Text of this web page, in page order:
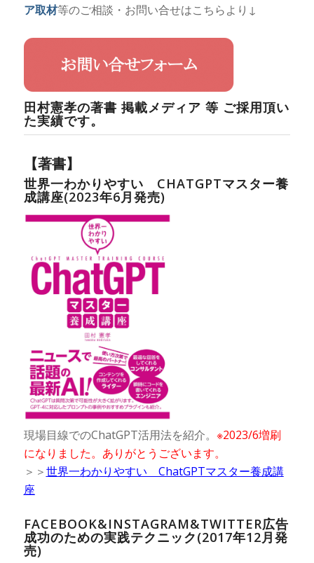
ア取材等のご相談・お問い合せはこちらより↓
田村憲孝の著書 掲載メディア 等 ご採用頂い
た実績です。
【著書】
世界一わかりやすい CHATGPTマスター養
成講座(2023年6月発売)
現場目線でのChatGPT活用法を紹介。 ※2023/6増刷
になりました。ありがとうございます。
＞＞世界一わかりやすい ChatGPTマスター養成講
座
FACEBOOK&INSTAGRAM&TWITTER広告
成功のための実践テクニック(2017年12月発
売)